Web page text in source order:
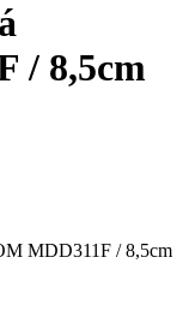
/ 8,5cm
MDD311F / 8,5cm